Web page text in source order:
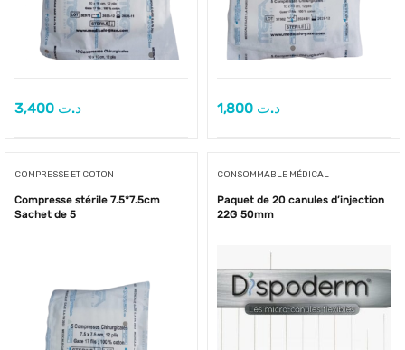
د.ت د.ت
COMPRESSE ET COTON
Compresse stérile 7.5*7.5cm
Sachet de 5
CONSOMMABLE MÉDICAL
Paquet de 20 canules d’injection
22G 50mm